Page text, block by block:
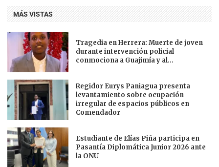
MÁS VISTAS
Tragedia en Herrera: Muerte de joven
durante intervención policial
conmociona a Guajimía y al...
Regidor Eurys Paniagua presenta
levantamiento sobre ocupación
irregular de espacios públicos en
Comendador
Estudiante de Elías Piña participa en
Pasantía Diplomática Junior 2026 ante
la ONU